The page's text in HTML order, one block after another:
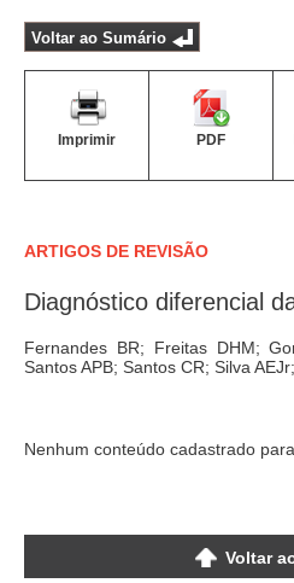
Voltar ao Sumário
Imprimir PDF
ARTIGOS DE REVISÃO
Diagnóstico diferencial
Fernandes BR; Freitas DHM;
Santos APB; Santos CR; Silva
Nenhum conteúdo cadastrado
Voltar